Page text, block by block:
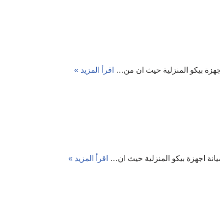
اقرأ المزيد »
اقرأ المزيد »